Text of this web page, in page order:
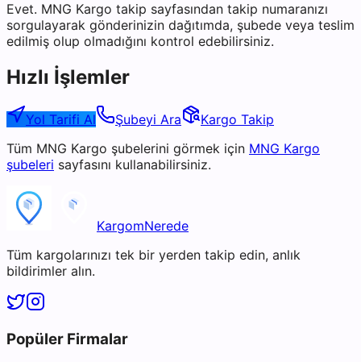
Evet. MNG Kargo takip sayfasından takip numaranızı
sorgulayarak gönderinizin dağıtımda, şubede veya teslim
edilmiş olup olmadığını kontrol edebilirsiniz.
Hızlı İşlemler
Yol Tarifi Al Şubeyi Ara
Kargo Takip
Tüm MNG Kargo şubelerini görmek için MNG Kargo
şubeleri sayfasını kullanabilirsiniz.
KargomNerede
Tüm kargolarınızı tek bir yerden takip edin, anlık
bildirimler alın.
Popüler Firmalar